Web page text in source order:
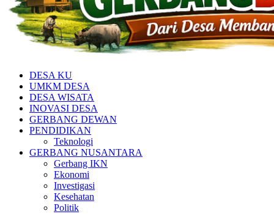
DESA KU
UMKM DESA
DESA WISATA
INOVASI DESA
GERBANG DEWAN
PENDIDIKAN
Teknologi
GERBANG NUSANTARA
Gerbang IKN
Ekonomi
Investigasi
Kesehatan
Politik